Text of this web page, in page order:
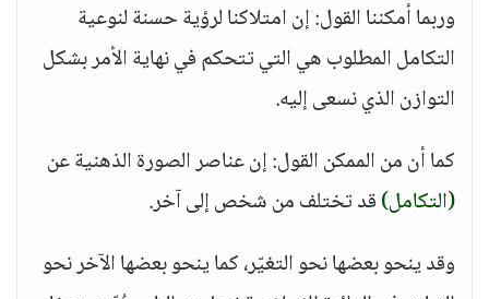
وربما أمكننا القول: إن امتلاكنا لرؤية حسنة لنوعية
التكامل المطلوب هي التي تتحكم في نهاية الأمر بشكل
التوازن الذي نسعى إليه.
كما أن من الممكن القول: إن عناصر الصورة الذهنية عن
(التكامل)قد تختلف من شخص إلى آخر.
وقد ينحو بعضها نحو التغيّر، كما ينحو بعضها الآخر نحو